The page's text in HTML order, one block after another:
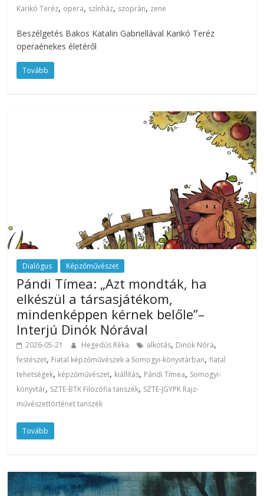
Karikó Teréz, opera, színház, szoprán, zene
Beszélgetés Bakos Katalin Gabriellával Karikó Teréz
operaénekes életéről
Tovább
Dialógus Képzőművészet
Pándi Tímea: „Azt mondták, ha
elkészül a társasjátékom,
mindenképpen kérnek belőle”–
Interjú Dinók Nórával
2026-05-21 Hegedűs Réka alkotás, Dinók Nóra,
festészet, Fiatal képzőművészek a Somogyi-könyvtárban,fiatal
tehetségek, képzőművészet, kiállítás, Pándi Tímea, Somogyi-
könyvtár, SZTE-BTK Filozófia tanszék, SZTE-JGYPK Rajz-
művészettörténet tanszék
Tovább